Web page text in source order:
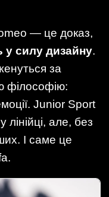
— це доказ,
у силу дизайну.
за
філософію:
Junior Sport
але, без
І саме це